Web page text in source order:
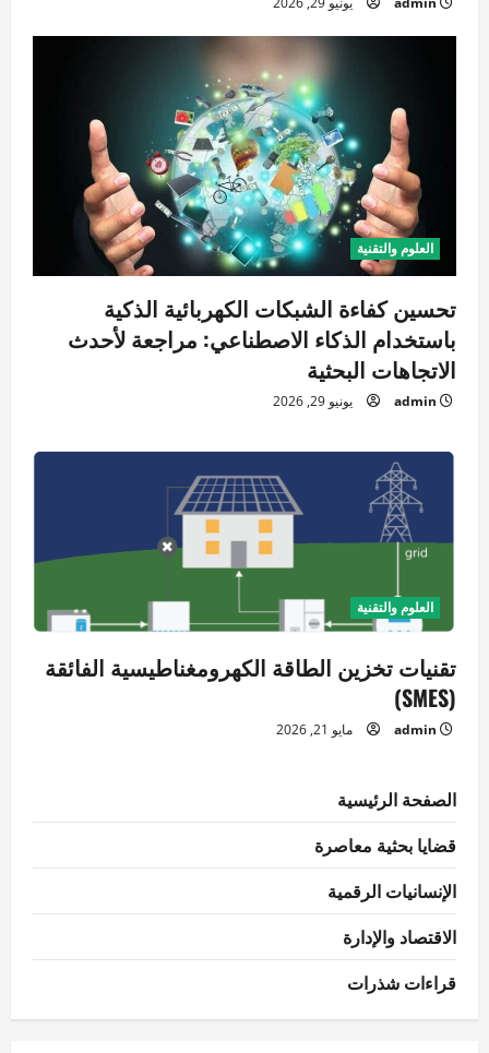
العلوم والتقنية
تحسين كفاءة الشبكات الكهربائية الذكية
باستخدام الذكاء الاصطناعي: مراجعة لأحدث
الاتجاهات البحثية
admin يونيو 29, 2026
العلوم والتقنية
تقنيات تخزين الطاقة الكهرومغناطيسية الفائقة
(SMES)
admin مايو 21, 2026
الصفحة الرئيسية
قضايا بحثية معاصرة
الإنسانيات الرقمية
الاقتصاد والإدارة
قراءات شذرات